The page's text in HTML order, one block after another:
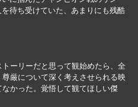
待ち受けていた、あまりにも残酷
ーリーだと思って観始めたら、全
厳について深く考えさせられる映
かった。覚悟して観てほしい傑